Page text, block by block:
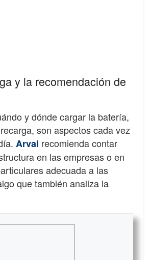
y la recomendación de
y dónde cargar la batería,
son aspectos cada vez
Arval recomienda contar
en las empresas o en
adecuada a las
que también analiza la